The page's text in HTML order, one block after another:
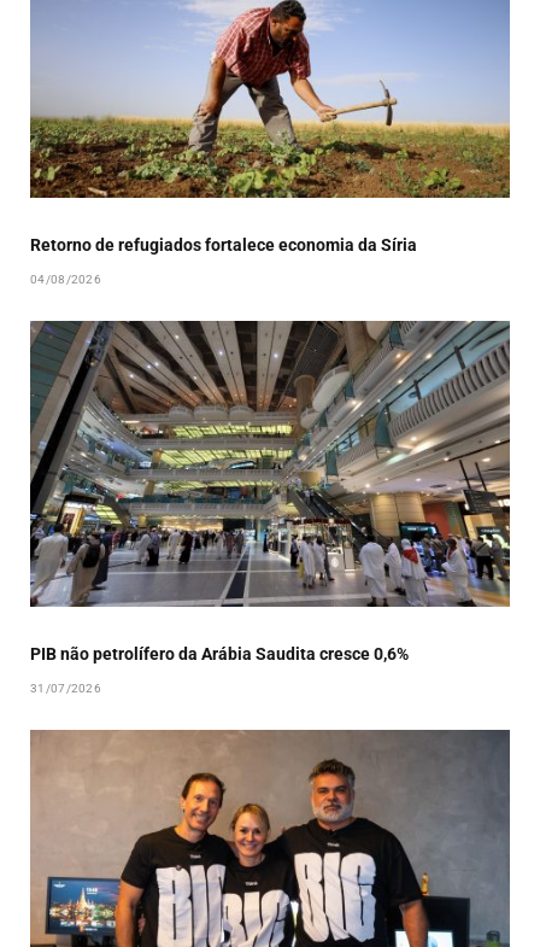
Retorno de refugiados fortalece economia da Síria
04/08/2026
PIB não petrolífero da Arábia Saudita cresce 0,6%
31/07/2026